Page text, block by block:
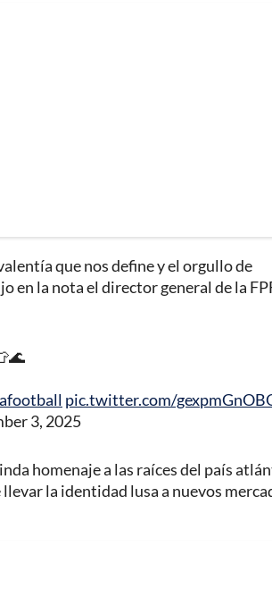
que nos define y el orgullo de
en la nota el director general de la
pic.twitter.com/
3, 2025
homenaje a las raíces del país
la identidad lusa a nuevos